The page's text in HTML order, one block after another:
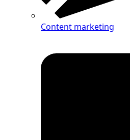
Content marketing